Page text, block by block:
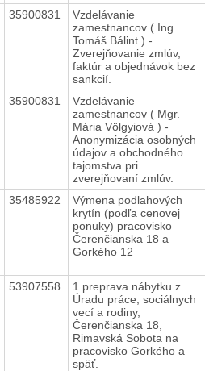
35900831
Vzdelávanie
zamestnancov ( Ing.
Tomáš Bálint ) -
Zverejňovanie zmlúv,
faktúr a objednávok bez
sankcií.
35900831
Vzdelávanie
zamestnancov ( Mgr.
Mária Völgyiová ) -
Anonymizácia osobných
údajov a obchodného
tajomstva pri
zverejňovaní zmlúv.
35485922
Výmena podlahových
krytín (podľa cenovej
ponuky) pracovisko
Čerenčianska 18 a
Gorkého 12
53907558
1.preprava nábytku z
Úradu práce, sociálnych
vecí a rodiny,
Čerenčianska 18,
Rimavská Sobota na
pracovisko Gorkého a
späť.